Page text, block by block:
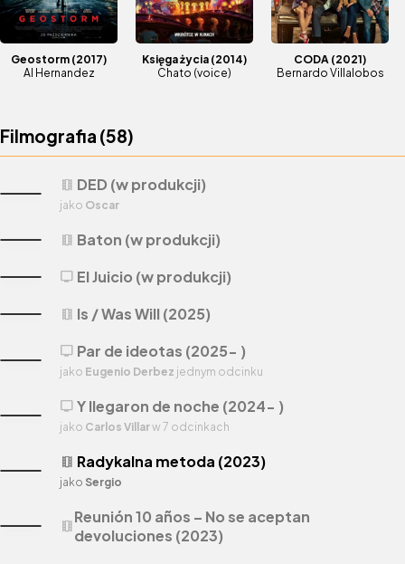
Geostorm (2017)
Al Hernandez
Księga życia (2014)
Chato (voice)
CODA (2021)
Bernardo Villalobos
Filmografia (58)
theaters Radykalna metoda (2023)
jako Sergio
theatersReunión 10 años – No se aceptan
devoluciones (2023)
theaters Is / Was Will (2025)
theaters DED (w produkcji)
jako Oscar
theaters Baton (w produkcji)
tv El Juicio (w produkcji)
tv Y llegaron de noche (2024- )
jako Carlos Villarw 7 odcinkach
tv Par de ideotas (2025- )
jako Eugenio Derbez jednym odcinku